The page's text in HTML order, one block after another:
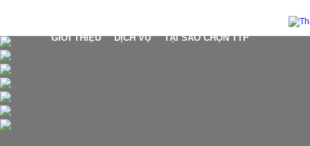
GIỚI THIỆU DỊCH VỤ TẠI SAO CHỌN TTP